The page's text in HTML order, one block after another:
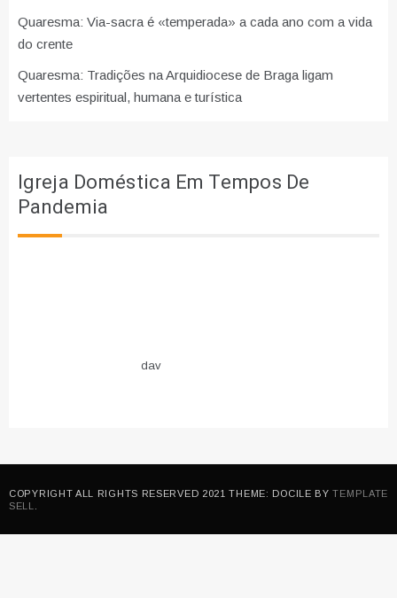
Quaresma: Via-sacra é «temperada» a cada ano com a vida
do crente
Quaresma: Tradições na Arquidiocese de Braga ligam
vertentes espiritual, humana e turística
Igreja Doméstica Em Tempos De
Pandemia
dav
COPYRIGHT ALL RIGHTS RESERVED 2021 THEME: DOCILE BYTEMPLATE
SELL